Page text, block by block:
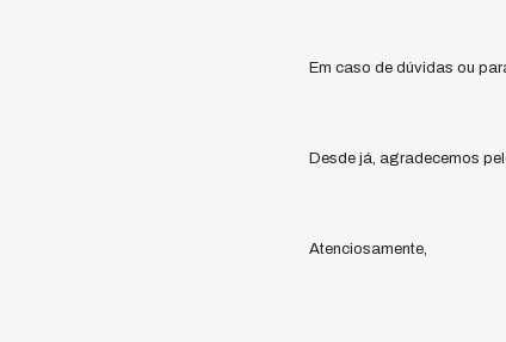
Em caso de dúvidas ou
Desde já, agradecemos
Atenciosamente,